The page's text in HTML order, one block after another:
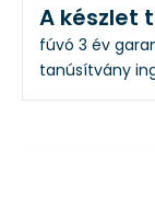
A készlet
fúvó 3 év
tanúsítvány